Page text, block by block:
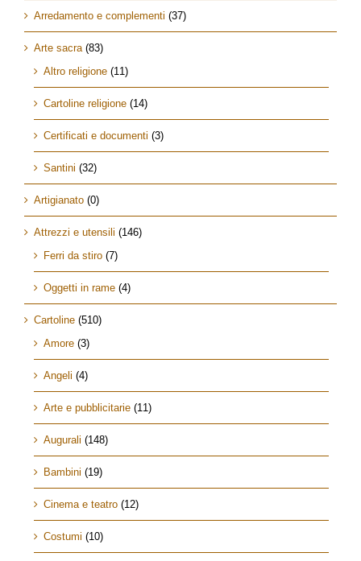
Arredamento e complementi (37)
Arte sacra (83)
Altro religione (11)
Cartoline religione (14)
Certificati e documenti (3)
Santini (32)
Artigianato (0)
Attrezzi e utensili (146)
Ferri da stiro (7)
Oggetti in rame (4)
Cartoline (510)
Amore (3)
Angeli (4)
Arte e pubblicitarie (11)
Augurali (148)
Bambini (19)
Cinema e teatro (12)
Costumi (10)